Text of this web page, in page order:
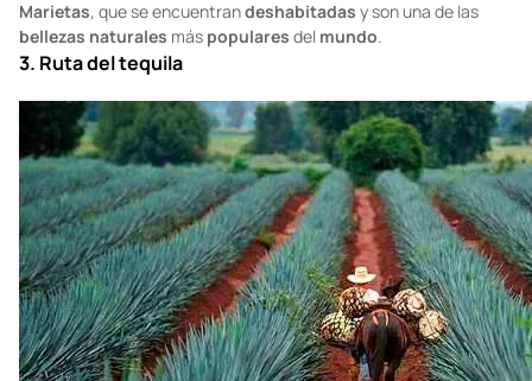
Lasplayasde laRiviera Nayaritson de las másbellas de
México, por ello, esteroad tripes unmust. Consiste en visitar
Guadalajara ,Puerto Vallarta
finalmente,San Pancho. También puedes conocer lasIslas
Marietas, que se encuentrandeshabitadasy son una de las
bellezas naturalesmáspopularesdelmundo.
3. Ruta del tequila